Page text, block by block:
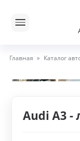
Главная » Каталог
Audi A3 -